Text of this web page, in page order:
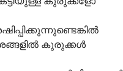
കുരുക്കൾ